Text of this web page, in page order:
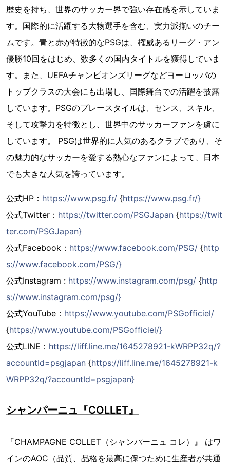
歴史を持ち、世界のサッカー界で強い存在感を示していま
す。国際的に活躍する大物選手を含む、実力派揃いのチー
ムです。青と赤が特徴的なPSGは、権威あるリーグ・アン
優勝10回をはじめ、数多くの国内タイトルを獲得していま
す。また、UEFAチャンピオンズリーグなどヨーロッパの
トップクラスの大会にも出場し、国際舞台での活躍を披露
しています。PSGのプレースタイルは、センス、スキル、
そして攻撃力を特徴とし、世界中のサッカーファンを虜に
しています。 PSGは世界的に人気のあるクラブであり、そ
の魅力的なサッカーを愛する熱心なファンによって、日本
でも大きな人気を誇っています。
公式HP： https://www.psg.fr/ {https://www.psg.fr/}
公式Twitter： https://twitter.com/PSGJapan {https://twit
ter.com/PSGJapan}
公式Facebook： https://www.facebook.com/PSG/ {http
s://www.facebook.com/PSG/}
公式Instagram : https://www.instagram.com/psg/ {http
s://www.instagram.com/psg/}
公式YouTube： https://www.youtube.com/PSGofficiel/
{https://www.youtube.com/PSGofficiel/}
公式LINE： https://liff.line.me/1645278921-kWRPP32q/?
accountId=psgjapan {https://liff.line.me/1645278921-k
WRPP32q/?accountId=psgjapan}
シャンパーニュ『COLLET』
『CHAMPAGNE COLLET（シャンパーニュ コレ）』 はワ
インのAOC（品質、品格を最高に保つために生産者が共通